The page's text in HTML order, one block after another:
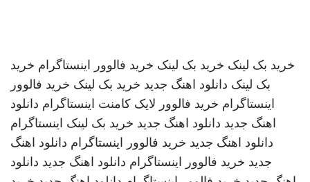
خرید بک لینک خرید بک لینک خرید فالوور اینستاگرام خرید
بک لینک دانلود اهنگ جدید خرید بک لینک خرید فالوور
اینستاگرام خرید فالوور لایک کامنت اینستاگرام دانلود
اهنگ جدید دانلود اهنگ جدید خرید بک لینک اینستاگرام
دانلود اهنگ جدید خرید فالوور اینستاگرام دانلود اهنگ
جدید خرید فالوور اینستاگرام دانلود اهنگ جدید دانلود